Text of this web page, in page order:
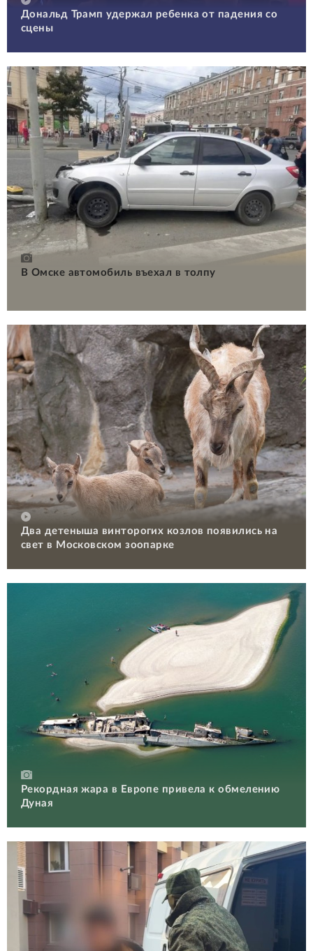
Дональд Трамп удержал ребенка от падения со
сцены
В Омске автомобиль въехал в толпу
Два детеныша винторогих козлов появились на
свет в Московском зоопарке
Рекордная жара в Европе привела к обмелению
Дуная